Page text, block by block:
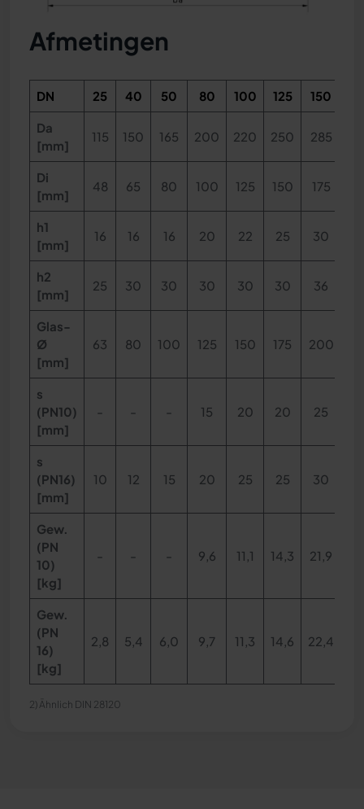
Afmetingen
DN 25 40 50 80 100 125 150
Da
[mm]
115 150 165 200 220 250 285
Di
[mm]
48 65 80 100 125 150 175
h1
[mm]
16 16 16 20 22 25 30
h2
[mm]
25 30 30 30 30 30 36
Glas-
Ø
[mm]
63 80 100 125 150 175 200
s
(PN10)
[mm]
- - - 15 20 20 25
s
(PN16)
[mm]
10 12 15 20 25 25 30
Gew.
(PN
10)
[kg]
- - - 9,6 11,1 14,3 21,9
Gew.
(PN
16)
[kg]
2,8 5,4 6,0 9,7 11,3 14,6 22,4
2) Ähnlich DIN 28120